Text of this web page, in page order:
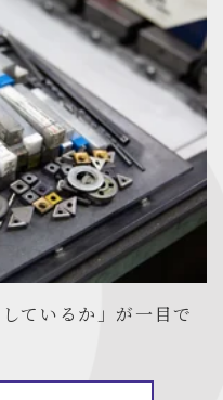
ているか」が一目で